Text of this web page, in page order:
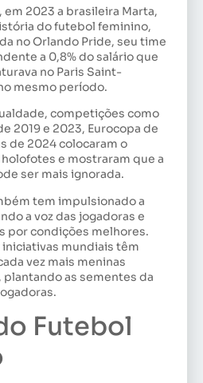
em 2023 a brasileira Marta,
do futebol feminino,
no Orlando Pride, seu time
a 0,8% do salário que
no Paris Saint-
mesmo período.
competições como
2019 e 2023, Eurocopa de
de 2024 colocaram o
e mostraram que a
ser mais ignorada.
tem impulsionado a
a voz das jogadoras e
por condições melhores.
mundiais têm
vez mais meninas
as sementes da
Futebol